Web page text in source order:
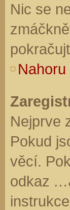
Nic se
Nahoru
Nejprve
Pokud
věcí.
odkaz